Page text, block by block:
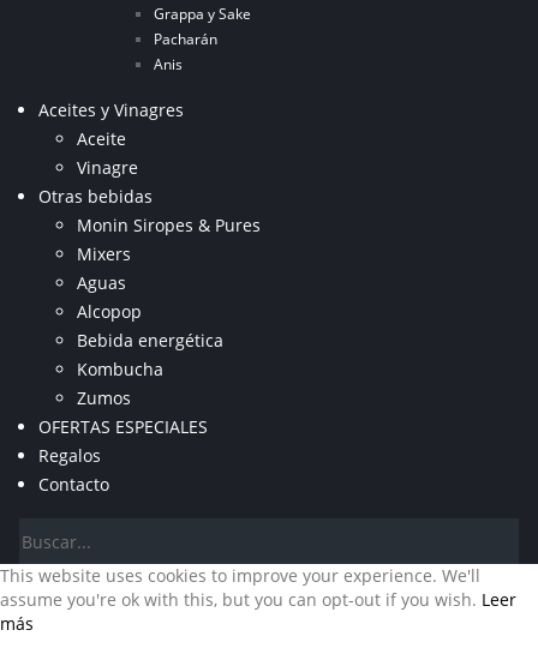
Grappa y Sake
Pacharán
Anis
Aceites y Vinagres
Aceite
Vinagre
Otras bebidas
Monin Siropes & Pures
Mixers
Aguas
Alcopop
Bebida energética
Kombucha
Zumos
OFERTAS ESPECIALES
Regalos
Contacto
This website uses cookies to improve your experience. We'll
assume you're ok with this, but you can opt-out if you wish. Leer
más